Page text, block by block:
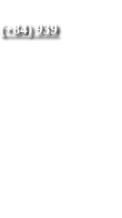
(+84) 939